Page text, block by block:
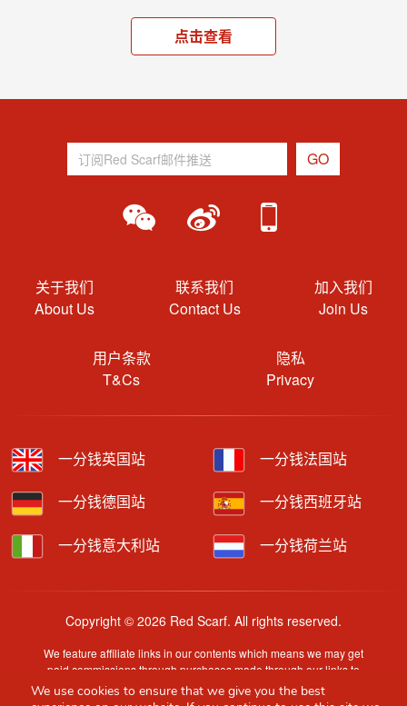
点击查看
关于我们
About Us
联系我们
Contact Us
加入我们
Join Us
用户条款
T&Cs
隐私
Privacy
一分钱英国站 一分钱法国站
一分钱德国站 一分钱西班牙站
一分钱意大利站 一分钱荷兰站
Copyright © 2026 Red Scarf. All rights reserved.
We feature affiliate links in our contents which means we may get
paid commissions through purchases made through our links to
retailer sites.
Content is provided by users, brands or merchants. Some
We use cookies to ensure that we give you the best